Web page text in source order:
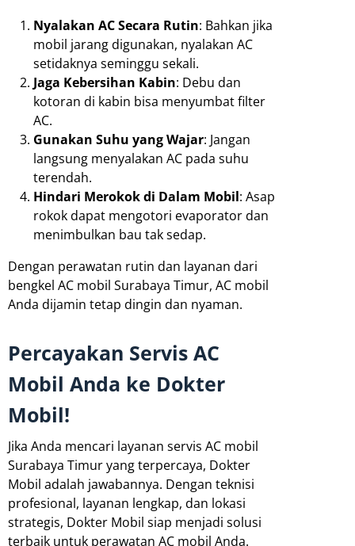
Nyalakan AC Secara Rutin: Bahkan jika
mobil jarang digunakan, nyalakan AC
setidaknya seminggu sekali.
Jaga Kebersihan Kabin: Debu dan
kotoran di kabin bisa menyumbat filter
AC.
Gunakan Suhu yang Wajar: Jangan
langsung menyalakan AC pada suhu
terendah.
Hindari Merokok di Dalam Mobil: Asap
rokok dapat mengotori evaporator dan
menimbulkan bau tak sedap.
Dengan perawatan rutin dan layanan dari
bengkel AC mobil Surabaya Timur, AC mobil
Anda dijamin tetap dingin dan nyaman.
Percayakan Servis AC
Mobil Anda ke Dokter
Mobil!
Jika Anda mencari layanan servis AC mobil
Surabaya Timur yang terpercaya, Dokter
Mobil adalah jawabannya. Dengan teknisi
profesional, layanan lengkap, dan lokasi
strategis, Dokter Mobil siap menjadi solusi
terbaik untuk perawatan AC mobil Anda.